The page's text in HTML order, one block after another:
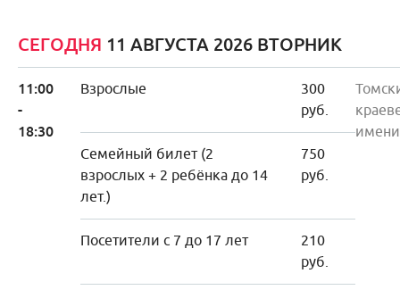
СЕГОДНЯ 11 АВГУСТА 2026 ВТОРНИК
11:00
-
18:30
Взрослые
300
руб.
Семейный билет (2
взрослых + 2 ребёнка до 14
лет.)
750
руб.
Посетители с 7 до 17 лет
210
руб.